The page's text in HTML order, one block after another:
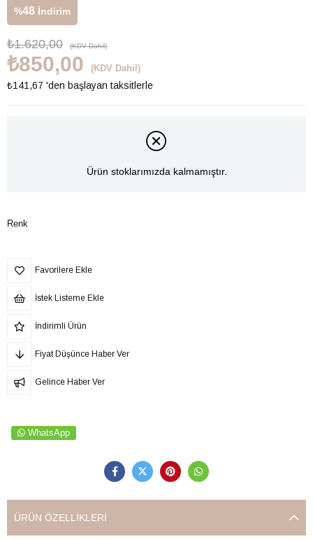
%48 İndirim
₺1.620,00 (KDV Dahil)
₺850,00 (KDV Dahil)
₺141,67 'den başlayan taksitlerle
Ürün stoklarımızda kalmamıştır.
Renk
Favorilere Ekle
İstek Listeme Ekle
İndirimli Ürün
Fiyat Düşünce Haber Ver
Gelince Haber Ver
WhatsApp
ÜRÜN ÖZELLIKLERI